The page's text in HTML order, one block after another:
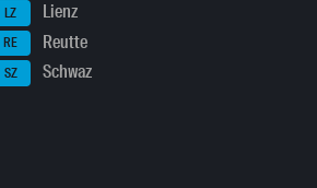
LZ Lienz
RE Reutte
SZ Schwaz